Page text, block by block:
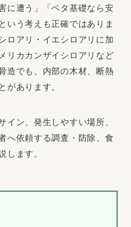
に遭う」「ベタ基礎なら安
いう考えも正確ではありま
ロアリ・イエシロアリに加
リカカンザイシロアリなど
造でも、内部の木材、断熱
あります。
ン、発生しやすい場所、
へ依頼する調査・防除、食
ます。